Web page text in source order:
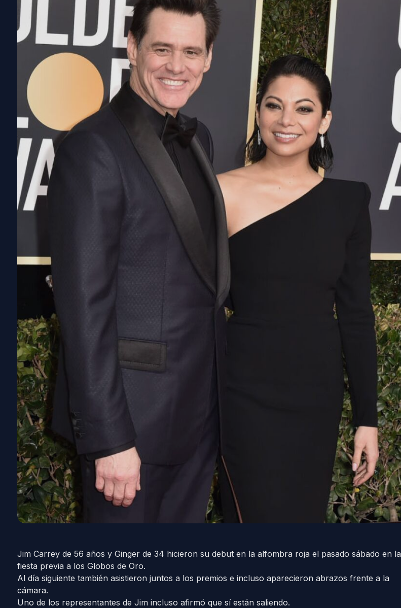
Jim Carrey de 56 años y Ginger de 34 hicieron su debut en la alfombra roja el pasado sábado en la
fiesta previa a los Globos de Oro.
Al día siguiente también asistieron juntos a los premios e incluso aparecieron abrazos frente a la
cámara.
Uno de los representantes de Jim incluso afirmó que sí están saliendo.